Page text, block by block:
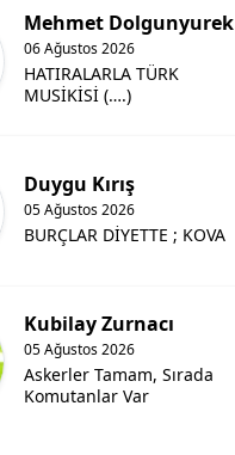
Mehmet Dolgunyurek
06 Ağustos 2026
HATIRALARLA TÜRK
MUSİKİSİ (….)
Duygu Kırış
05 Ağustos 2026
BURÇLAR DİYETTE ; KOVA
Kubilay Zurnacı
05 Ağustos 2026
Askerler Tamam, Sırada
Komutanlar Var